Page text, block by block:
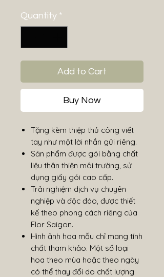
Quantity *
Add to Cart
Buy Now
Tặng kèm thiệp thủ công viết
tay như một lời nhắn gửi riêng.
Sản phẩm được gói bằng chất
liệu thân thiện môi trường, sử
dụng giấy gói cao cấp.
Trải nghiệm dịch vụ chuyên
nghiệp và độc đáo, được thiết
kế theo phong cách riêng của
Flor Saigon.
Hình ảnh hoa mẫu chỉ mang tính
chất tham khảo. Một số loại
hoa theo mùa hoặc theo ngày
có thể thay đổi do chất lượng